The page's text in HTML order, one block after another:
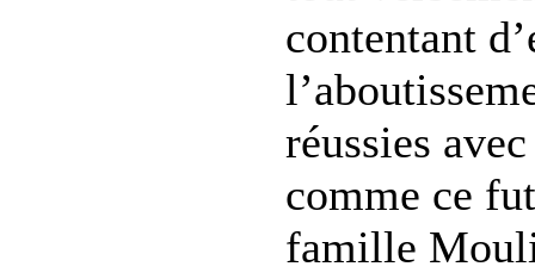
contentant
réussies
comme ce
famille